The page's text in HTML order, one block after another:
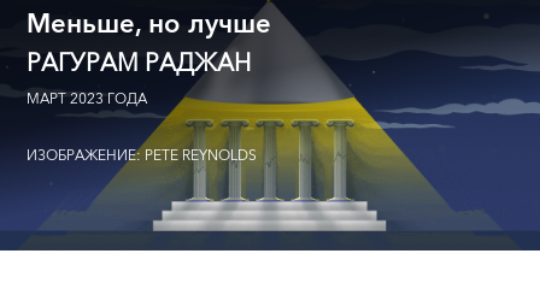
Меньше, но лучше
РАГУРАМ РАДЖАН
МАРТ 2023 ГОДА
ИЗОБРАЖЕНИЕ: PETE REYNOLDS